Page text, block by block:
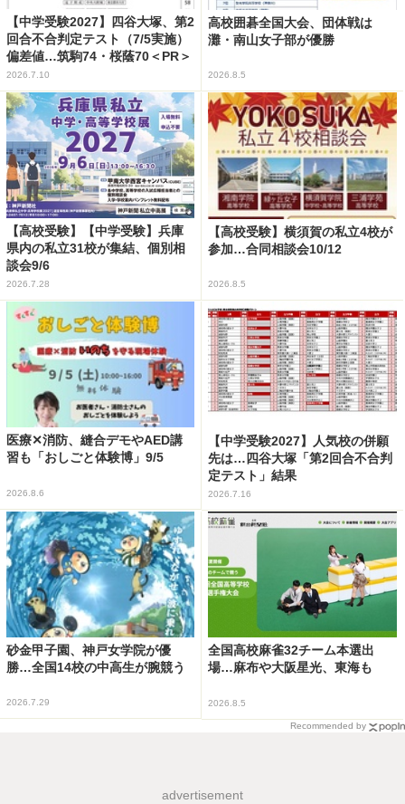
【中学受験2027】四谷大塚、第2
回合不合判定テスト（7/5実施）
偏差値…筑駒74・桜蔭70＜PR＞
2026.7.10
高校囲碁全国大会、団体戦は
灘・南山女子部が優勝
2026.8.5
【高校受験】【中学受験】兵庫
県内の私立31校が集結、個別相
談会9/6
2026.7.28
【高校受験】横須賀の私立4校が
参加…合同相談会10/12
2026.8.5
医療✕消防、縫合デモやAED講
習も「おしごと体験博」9/5
2026.8.6
【中学受験2027】人気校の併願
先は…四谷大塚「第2回合不合判
定テスト」結果
2026.7.16
砂金甲子園、神戸女学院が優
勝…全国14校の中高生が腕競う
2026.7.29
全国高校麻雀32チーム本選出
場…麻布や大阪星光、東海も
2026.8.5
Recommended by
advertisement